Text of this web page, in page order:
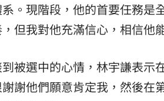
。現階段，他的首要任務是
但我對他充滿信心，相信他
被選中的心情，林宇謙表示
謝他們願意肯定我，然後在